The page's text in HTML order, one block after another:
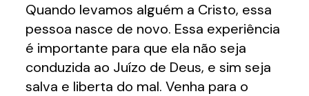
Quando levamos alguém a Cristo, essa
pessoa nasce de novo. Essa experiência
é importante para que ela não seja
conduzida ao Juízo de Deus, e sim seja
salva e liberta do mal. Venha para o